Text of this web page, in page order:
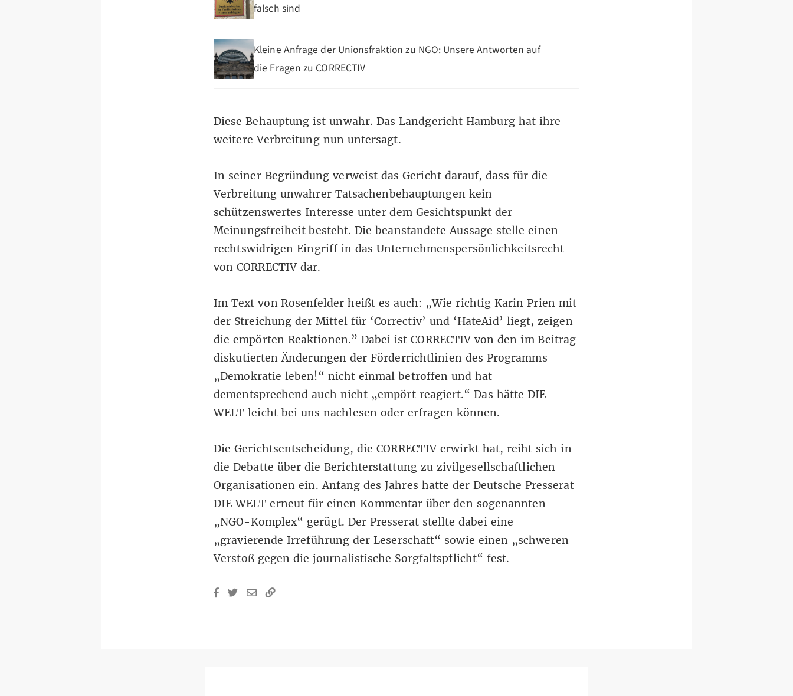
falsch sind
Kleine Anfrage der Unionsfraktion zu NGO: Unsere Antworten auf
die Fragen zu CORRECTIV
Diese Behauptung ist unwahr. Das Landgericht Hamburg hat ihre
weitere Verbreitung nun untersagt.
In seiner Begründung verweist das Gericht darauf, dass für die
Verbreitung unwahrer Tatsachenbehauptungen kein
schützenswertes Interesse unter dem Gesichtspunkt der
Meinungsfreiheit besteht. Die beanstandete Aussage stelle einen
rechtswidrigen Eingriff in das Unternehmenspersönlichkeitsrecht
von CORRECTIV dar.
Im Text von Rosenfelder heißt es auch: „Wie richtig Karin Prien mit
der Streichung der Mittel für ‘Correctiv’ und ‘HateAid’ liegt, zeigen
die empörten Reaktionen.” Dabei ist CORRECTIV von den im Beitrag
diskutierten Änderungen der Förderrichtlinien des Programms
„Demokratie leben!“ nicht einmal betroffen und hat
dementsprechend auch nicht „empört reagiert.“ Das hätte DIE
WELT leicht bei uns nachlesenoder erfragen können.
Die Gerichtsentscheidung, die CORRECTIV erwirkt hat, reiht sich in
die Debatte über dieBerichterstattung zu zivilgesellschaftlichen
Organisationen ein. Anfang des Jahres hatte der Deutsche Presserat
DIE WELT erneut für einen Kommentar über den sogenannten
„NGO-Komplex“ gerügt. Der Presserat stellte dabei eine
„gravierende Irreführung der Leserschaft“ sowie einen „schweren
Verstoß gegen die journalistische Sorgfaltspflicht“ fest.